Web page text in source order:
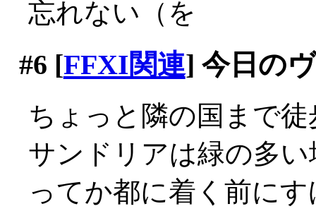
忘れない（を
#6 [FFXI関連] 今日の
ちょっと隣の国まで
サンドリアは緑の多
ってか都に着く前に